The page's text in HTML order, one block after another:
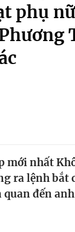
Giải trí
phụ
mới nhất
ra lệnh bắt
đến